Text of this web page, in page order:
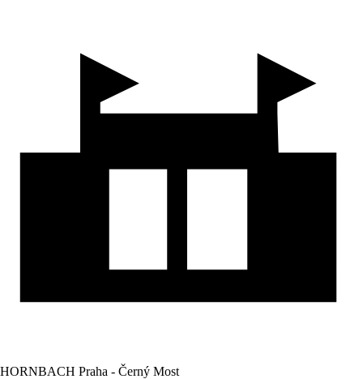
HORNBACH Praha - Černý Most